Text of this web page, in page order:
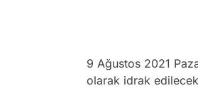
9 Ağustos 2021
olarak idrak